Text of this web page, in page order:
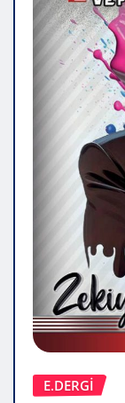
E.DERGİ